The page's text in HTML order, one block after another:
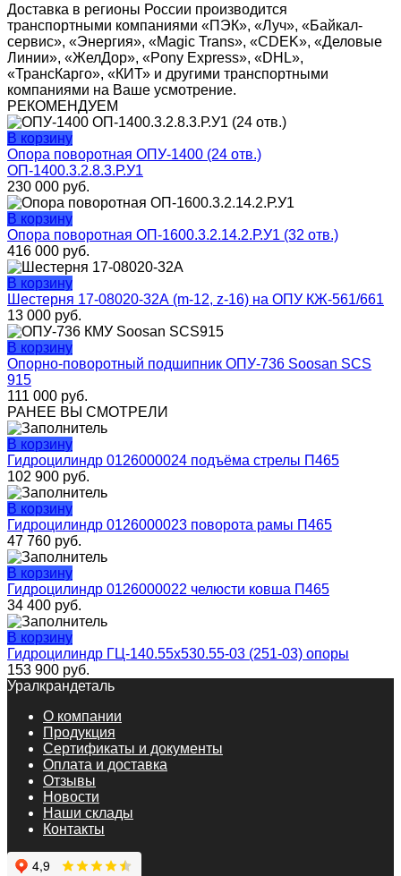
Доставка в регионы России производится
транспортными компаниями «ПЭК», «Луч», «Байкал-
сервис», «Энергия», «Magic Trans», «CDEK», «Деловые
Линии», «ЖелДор», «Pony Express», «DHL»,
«ТрансКарго», «КИТ» и другими транспортными
компаниями на Ваше усмотрение.
РЕКОМЕНДУЕМ
В корзину
Опора поворотная ОПУ-1400 (24 отв.)
ОП-1400.3.2.8.3.Р.У1
230 000 руб.
В корзину
Опора поворотная ОП-1600.3.2.14.2.Р.У1 (32 отв.)
416 000 руб.
В корзину
Шестерня 17-08020-32А (m-12, z-16) на ОПУ КЖ-561/661
13 000 руб.
В корзину
Опорно-поворотный подшипник ОПУ-736 Soosan SCS
915
111 000 руб.
РАНЕЕ ВЫ СМОТРЕЛИ
В корзину
Гидроцилиндр 0126000024 подъёма стрелы П465
102 900 руб.
В корзину
Гидроцилиндр 0126000023 поворота рамы П465
47 760 руб.
В корзину
Гидроцилиндр 0126000022 челюсти ковша П465
34 400 руб.
В корзину
Гидроцилиндр ГЦ-140.55х530.55-03 (251-03) опоры
153 900 руб.
Уралкрандеталь
О компании
Продукция
Сертификаты и документы
Оплата и доставка
Отзывы
Новости
Наши склады
Контакты